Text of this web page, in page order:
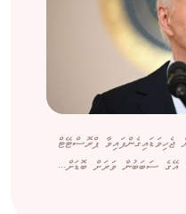
ޕްރޮސްޓޭޓް
އޭގެ ސަބަބުން ވަރަށް ބޮޑަށް...